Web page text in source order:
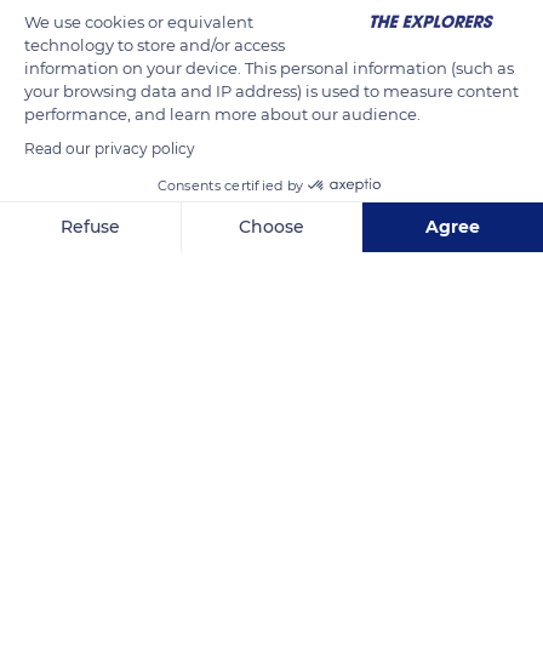
argentés aux formes étonnantes, une eau cristalline. Le
paradis sur terre.
READ MORE TRANSLATE
We use cookies or equivalent
technology to store and/or access
information on your device. This personal information (such as
your browsing data and IP address) is used to measure content
performance, and learn more about our audience.
Read our privacy policy
Consents certified by
Refuse Choose Agree